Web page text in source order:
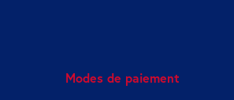
Modes de paiement